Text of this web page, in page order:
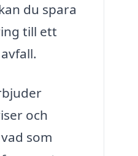
du spara
till ett
och
som